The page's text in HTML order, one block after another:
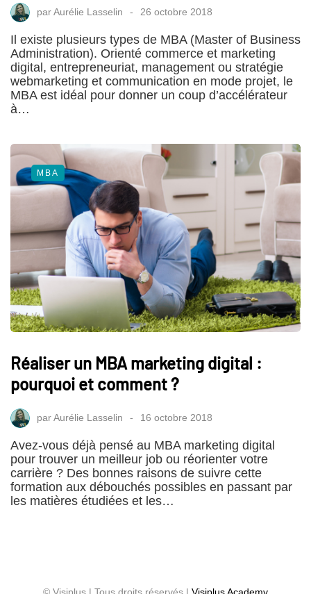
parAurélie Lasselin 26 octobre 2018
Il existe plusieurs types de MBA (Master of Business
Administration). Orienté commerce et marketing
digital, entrepreneuriat, management ou stratégie
webmarketing et communication en mode projet, le
MBA est idéal pour donner un coup d’accélérateur
à…
MBA
Réaliser un MBA marketing digital :
pourquoi et comment ?
parAurélie Lasselin 16 octobre 2018
Avez-vous déjà pensé au MBA marketing digital
pour trouver un meilleur job ou réorienter votre
carrière ? Des bonnes raisons de suivre cette
formation aux débouchés possibles en passant par
les matières étudiées et les…